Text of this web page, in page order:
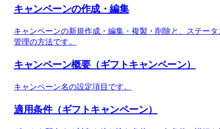
キャンペーンの作成・編集
キャンペーンの新規作成・編集・複製・削除と、ステータ
管理の方法です。
キャンペーン概要（ギフトキャンペーン）
キャンペーン名の設定項目です。
適用条件（ギフトキャンペーン）